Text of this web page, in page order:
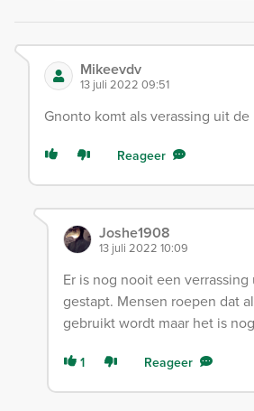
Mikeevdv
13 juli 2022 09:51
Gnonto komt als verassing uit
Reageer
Joshe1908
13 juli 2022 10:09
Er is nog nooit een
gestapt. Mensen roepen dat
gebruikt wordt maar het is
1 Reageer